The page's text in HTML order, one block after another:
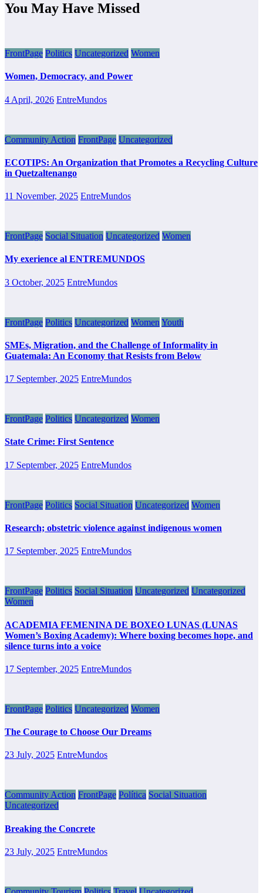
You May Have Missed
FrontPage Politics Uncategorized Women
Women, Democracy, and Power
4 April, 2026 EntreMundos
Community Action FrontPage Uncategorized
ECOTIPS: An Organization that Promotes a Recycling Culture
in Quetzaltenango
11 November, 2025 EntreMundos
FrontPage Social Situation Uncategorized Women
My exerience al ENTREMUNDOS
3 October, 2025 EntreMundos
FrontPage Politics Uncategorized Women Youth
SMEs, Migration, and the Challenge of Informality in
Guatemala: An Economy that Resists from Below
17 September, 2025 EntreMundos
FrontPage Politics Uncategorized Women
State Crime: First Sentence
17 September, 2025 EntreMundos
FrontPage Politics Social Situation Uncategorized Women
Research; obstetric violence against indigenous women
17 September, 2025 EntreMundos
FrontPage Politics Social Situation Uncategorized Uncategorized
Women
ACADEMIA FEMENINA DE BOXEO LUNAS (LUNAS
Women’s Boxing Academy): Where boxing becomes hope, and
silence turns into a voice
17 September, 2025 EntreMundos
FrontPage Politics Uncategorized Women
The Courage to Choose Our Dreams
23 July, 2025 EntreMundos
Community Action FrontPage Política Social Situation
Uncategorized
Breaking the Concrete
23 July, 2025 EntreMundos